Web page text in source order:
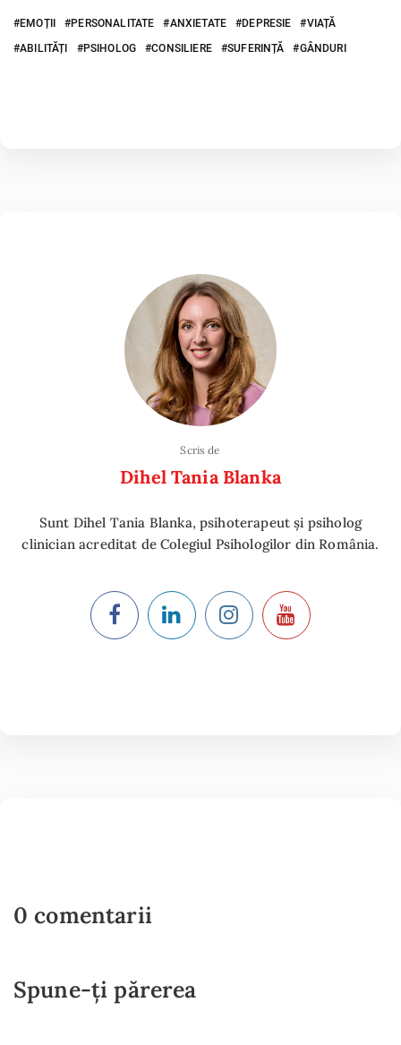
EMOȚII PERSONALITATE ANXIETATE DEPRESIE
VIAȚĂ
ABILITĂȚI
PSIHOLOG CONSILIERE SUFERINȚĂ GÂNDURI
Scris de
Dihel Tania Blanka
Sunt Dihel Tania Blanka, psihoterapeut și psiholog
clinician acreditat de Colegiul Psihologilor din România.
0 comentarii
Spune-ți părerea